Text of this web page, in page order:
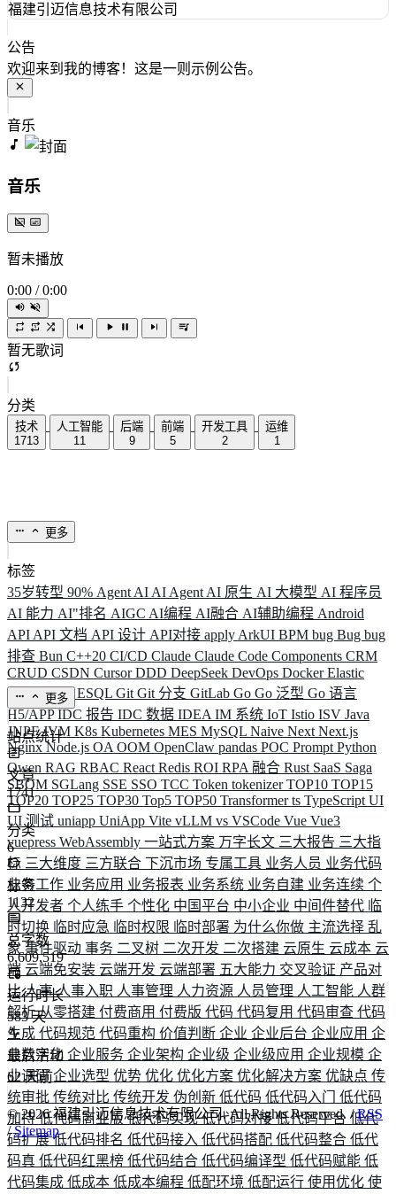
福建引迈信息技术有限公司
公告
欢迎来到我的博客！这是一则示例公告。
音乐
音乐
暂未播放
0:00 / 0:00
暂无歌词
分类
技术
1713
人工智能
11
后端
9
前端
5
开发工具
2
运维
1
更多
标签
35岁转型 90% Agent AI AI Agent AI 原生 AI 大模型 AI 程序员
AI 能力 AI"排名 AIGC AI编程 AI融合 AI辅助编程 Android
API API 文档 API 设计 API对接 apply ArkUI BPM bug Bug bug
排查 Bun C++20 CI/CD Claude Claude Code Components CRM
CRUD CSDN CursorDDD DeepSeek DevOps DockerElastic
ELK ElysiaESQL Git Git 分支 GitLab Go Go 泛型 Go 语言
H5/APPIDC 报告 IDC 数据 IDEA IM 系统 IoT Istio ISV Java
JNPFJVM K8s Kubernetes MES MySQL Naive Next Next.js
NginxNode.js OA OOM OpenClaw pandas POC Prompt Python
Qwen RAG RBAC React Redis ROI RPA 融合 Rust SaaS Saga
SBOM SGLang SSE SSO TCC Token tokenizerTOP10 TOP15
TOP20 TOP25 TOP30 Top5 TOP50 Transformerts TypeScript UI
UI 测试 uniapp UniApp Vite vLLM vs VSCode Vue Vue3
vuepress WebAssembly 一站式方案 万字长文 三大报告 三大指
标 三大维度 三方联合 下沉市场 专属工具 业务人员 业务代码
业务工作 业务应用 业务报表 业务系统 业务自建 业务连续 个
人开发者 个人练手 个性化 中国平台 中小企业 中间件替代 临
时切换 临时应急 临时权限 临时部署 为什么你做 主流选择 乱
象 事件驱动 事务 二叉树 二次开发 二次搭建 云原生 云成本 云
端 云端免安装 云端开发 云端部署 五大能力 交叉验证 产品对
比人事人事入职 人事管理 人力资源 人员管理 人工智能 人群
解析从零搭建 付费商用 付费版 代码 代码复用 代码审查 代码
生成 代码规范 代码重构 价值判断 企业 企业后台 企业应用 企
业数字化 企业服务 企业架构 企业级 企业级应用 企业规模 企
业调研企业选型 优势 优化 优化方案 优化解决方案 优缺点 传
统审批 传统对比 传统开发 伪创新 低代码 低代码入门 低代码
加持低代码商业版低代码实现低代码对接低代码平台 低代
码扩展低代码排名 低代码接入 低代码搭配 低代码整合 低代
码真 低代码红黑榜 低代码结合 低代码编译型 低代码赋能 低
代码集成 低成本 低成本编程 低配环境 低配运行 使用优化 使
更多
站点统计
文章
1741
分类
6
标签
1132
总字数
6,609,519
运行时长
583 天
最后活动
62 天前
©2026福建引迈信息技术有限公司. All Rights Reserved. /RSS
/Sitemap